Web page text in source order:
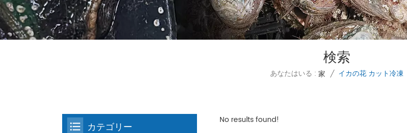
検索
あなたはいる : 家 / イカの花 カット冷凍
No results found!
カテゴリー